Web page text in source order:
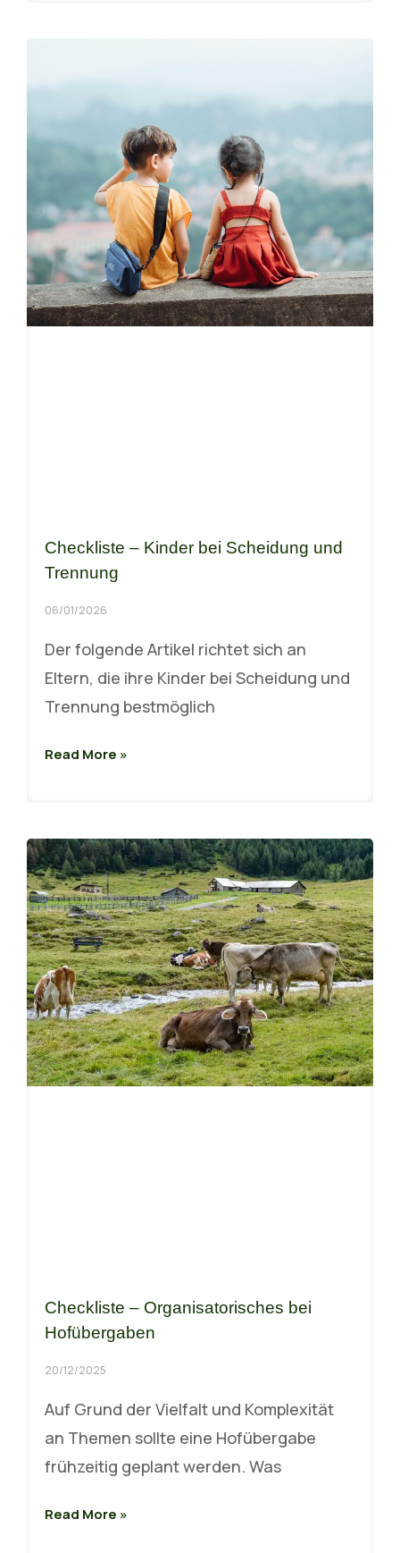
Checkliste – Kinder bei Scheidung und
Trennung
06/01/2026
Der folgende Artikel richtet sich an
Eltern, die ihre Kinder bei Scheidung und
Trennung bestmöglich
Read More »
Checkliste – Organisatorisches bei
Hofübergaben
20/12/2025
Auf Grund der Vielfalt und Komplexität
an Themen sollte eine Hofübergabe
frühzeitig geplant werden. Was
Read More »